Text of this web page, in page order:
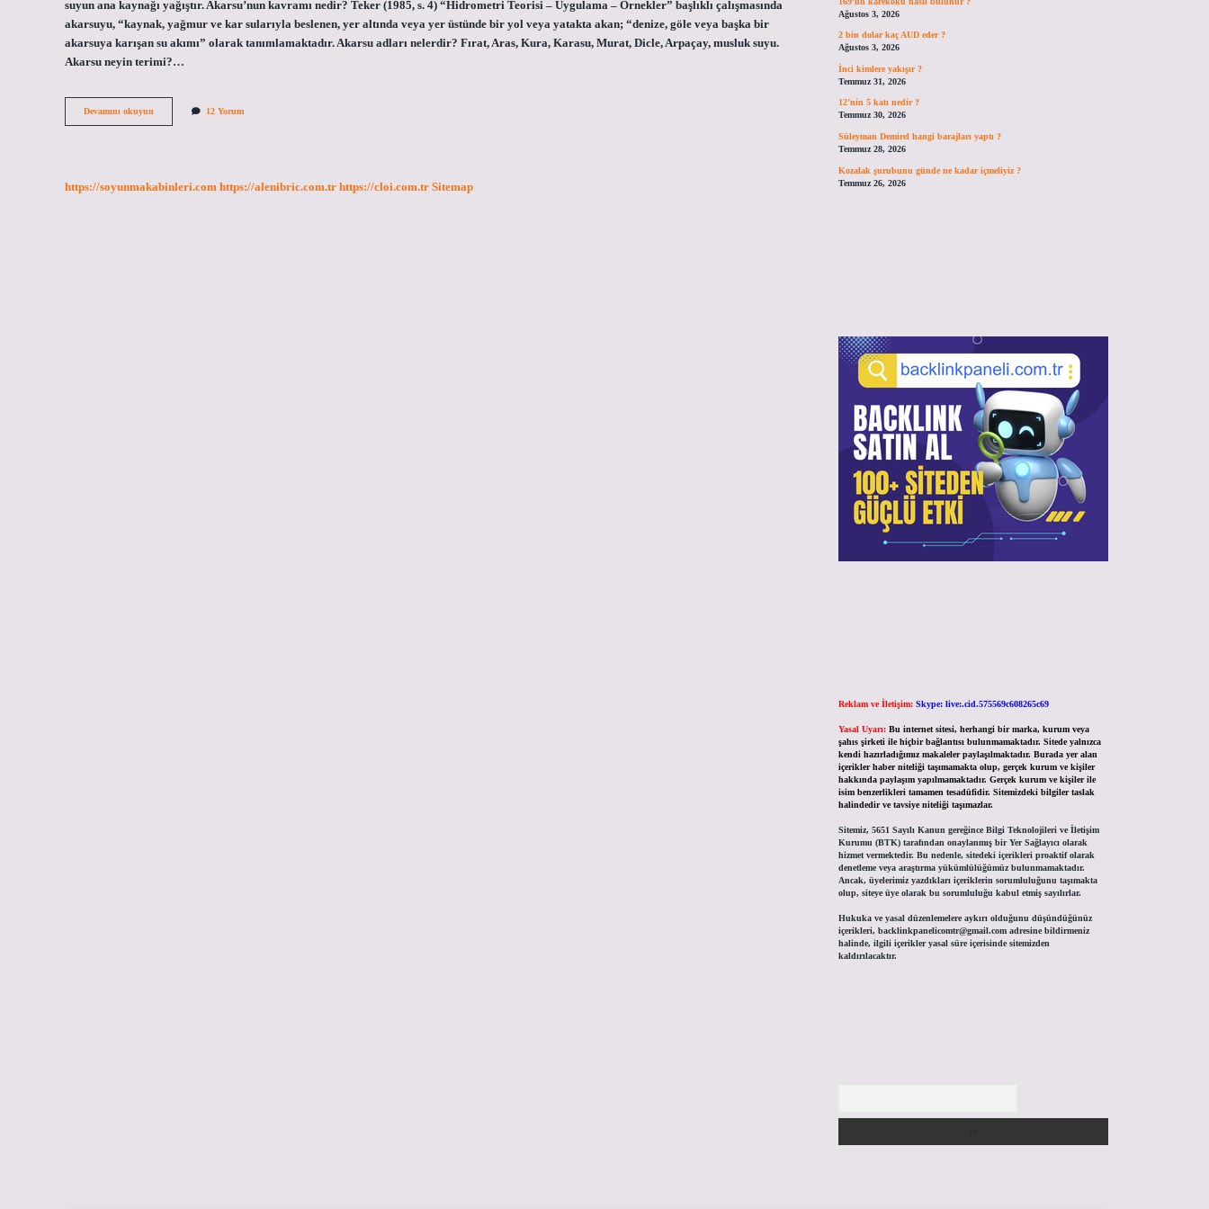
suyun ana kaynağı yağıştır. Akarsu’nun kavramı nedir? Teker (1985, s. 4) “Hidrometri Teorisi – Uygulama – Örnekler” başlıklı çalışmasında
akarsuyu, “kaynak, yağmur ve kar sularıyla beslenen, yer altında veya yer üstünde bir yol veya yatakta akan; “denize, göle veya başka bir
akarsuya karışan su akımı” olarak tanımlamaktadır. Akarsu adları nelerdir? Fırat, Aras, Kura, Karasu, Murat, Dicle, Arpaçay, musluk suyu.
Akarsu neyin terimi?…
Devamını okuyun Akarsunun
Diğer
12 Yorum
https://soyunmakabinleri.com https://alenibric.com.tr https://cloi.com.tr Sitemap
Ağustos 3, 2026
2 bin dolar kaç AUD eder ?
Ağustos 3, 2026
İnci kimlere yakışır ?
Temmuz 31, 2026
12’nin 5 katı nedir ?
Temmuz 30, 2026
Süleyman Demirel hangi barajları yaptı ?
Temmuz 28, 2026
Kozalak şurubunu günde ne kadar içmeliyiz ?
Temmuz 26, 2026
Reklam ve İletişim: Skype: live:.cid.575569c608265c69
Yasal Uyarı: Bu internet sitesi, herhangi bir marka, kurum veya
şahıs şirketi ile hiçbir bağlantısı bulunmamaktadır. Sitede yalnızca
kendi hazırladığımız makaleler paylaşılmaktadır. Burada yer alan
içerikler haber niteliği taşımamakta olup, gerçek kurum ve kişiler
hakkında paylaşım yapılmamaktadır. Gerçek kurum ve kişiler ile
isim benzerlikleri tamamen tesadüfidir. Sitemizdeki bilgiler taslak
halindedir ve tavsiye niteliği taşımazlar.
Sitemiz, 5651 Sayılı Kanun gereğince Bilgi Teknolojileri ve İletişim
Kurumu (BTK) tarafından onaylanmış bir Yer Sağlayıcı olarak
hizmet vermektedir. Bu nedenle, sitedeki içerikleri proaktif olarak
denetleme veya araştırma yükümlülüğümüz bulunmamaktadır.
Ancak, üyelerimiz yazdıkları içeriklerin sorumluluğunu taşımakta
olup, siteye üye olarak bu sorumluluğu kabul etmiş sayılırlar.
Hukuka ve yasal düzenlemelere aykırı olduğunu düşündüğünüz
içerikleri, backlinkpanelicomtr@gmail.comadresine bildirmeniz
halinde, ilgili içerikler yasal süre içerisinde sitemizden
kaldırılacaktır.